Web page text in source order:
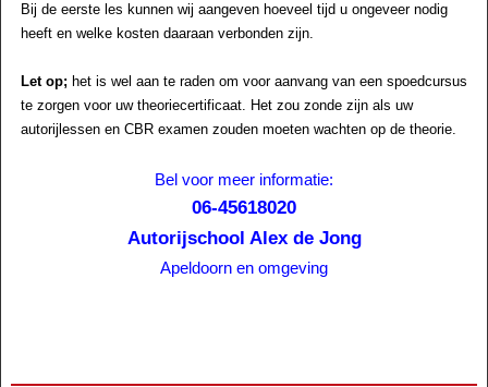
Bij de eerste les kunnen wij aangeven hoeveel tijd u ongeveer nodig
heeft en welke kosten daaraan verbonden zijn.
Let op; het is wel aan te raden om voor aanvang van een spoedcursus
te zorgen voor uw theoriecertificaat. Het zou zonde zijn als uw
autorijlessen en CBR examen zouden moeten wachten op de theorie.
Bel voor meer informatie:
06-45618020
Autorijschool Alex de Jong
Apeldoorn en omgeving